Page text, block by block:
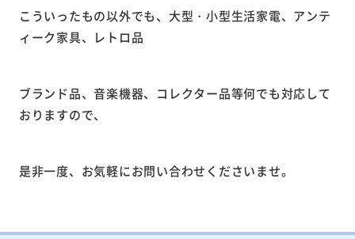
こういったもの以外でも、大型・小型生活家電、アンテ
ィーク家具、レトロ品
ブランド品、音楽機器、コレクター品等何でも対応して
おりますので、
是非一度、お気軽にお問い合わせくださいませ。